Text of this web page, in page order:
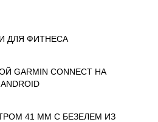
ДЛЯ ФИТНЕСА
GARMIN CONNECT НА
41 ММ С БЕЗЕЛЕМ ИЗ